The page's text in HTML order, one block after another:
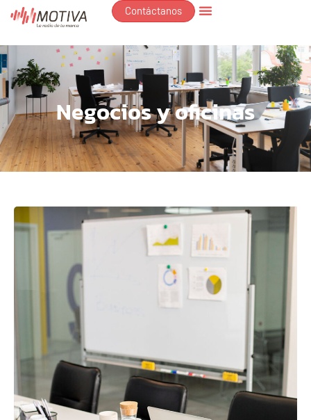
Contáctanos
Negocios y oficinas